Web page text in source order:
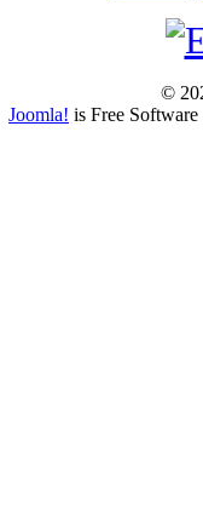
©
Joomla! is Free